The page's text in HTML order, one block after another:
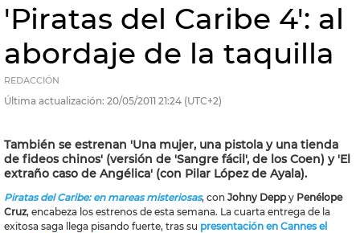
'Piratas del Caribe 4': al
abordaje de la taquilla
REDACCIÓN
Última actualización: 20/05/2011 21:24 (UTC+2)
También se estrenan 'Una mujer, una pistola y una tienda
de fideos chinos' (versión de 'Sangre fácil', de los Coen) y 'El
extraño caso de Angélica' (con Pilar López de Ayala).
Piratas del Caribe: en mareas misteriosas, con Johny Deppy Penélope
Cruz, encabeza los estrenos de esta semana. La cuarta entrega de la
exitosa saga llega pisando fuerte, tras su presentación en Cannes el